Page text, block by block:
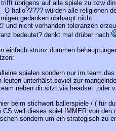
übrigens auf alle spiele zu bzw
hallo????? würden alle religionen
gedanken übrhaupt nicht.
und nicht vorhanden toleranzen
bedeutet? denkt mal drüber nach
einfach strunz dummen
spielen sondern nur im
leuten unterhälst.soviel zur
neben dir sitzt,via headset ,oder
beim stichwort ballerspiele / ( für
weil dieses spiel IMMER von den
sondern um ein strategisch zu